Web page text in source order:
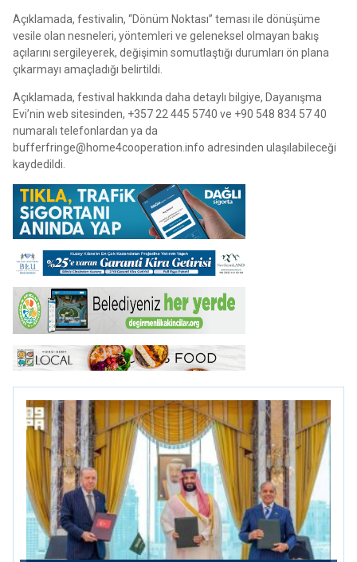
Açıklamada, festivalin, “Dönüm Noktası” teması ile dönüşüme
vesile olan nesneleri, yöntemleri ve geleneksel olmayan bakış
açılarını sergileyerek, değişimin somutlaştığı durumları ön plana
çıkarmayı amaçladığı belirtildi.
Açıklamada, festival hakkında daha detaylı bilgiye, Dayanışma
Evi’nin web sitesinden, +357 22 445 5740 ve +90 548 834 57 40
numaralı telefonlardan ya da
bufferfringe@home4cooperation.info adresinden ulaşılabileceği
kaydedildi.